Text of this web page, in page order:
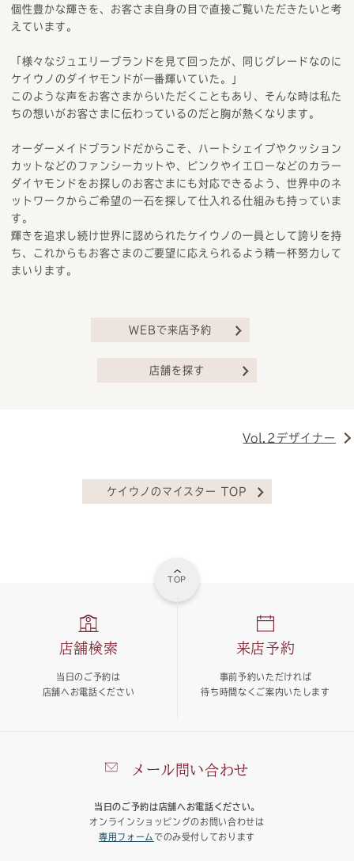
個性豊かな輝きを、お客さま自身の目で直接ご覧いただきたいと考
えています。
「様々なジュエリーブランドを見て回ったが、同じグレードなのに
ケイウノのダイヤモンドが一番輝いていた。」
このような声をお客さまからいただくこともあり、そんな時は私た
ちの想いがお客さまに伝わっているのだと胸が熱くなります。
オーダーメイドブランドだからこそ、ハートシェイプやクッション
カットなどのファンシーカットや、ピンクやイエローなどのカラー
ダイヤモンドをお探しのお客さまにも対応できるよう、世界中のネ
ットワークからご希望の一石を探して仕入れる仕組みも持っていま
す。
輝きを追求し続け世界に認められたケイウノの一員として誇りを持
ち、これからもお客さまのご要望に応えられるよう精一杯努力して
まいります。
WEBで来店予約
店舗を探す
Vol.2デザイナー
ケイウノのマイスター TOP
TOP
メール問い合わせ
当日のご予約は店舗へお電話ください。
オンラインショッピングのお問い合わせは
専用フォーム でのみ受付しております
店舗検索
当日のご予約は
店舗へお電話ください
来店予約
事前予約いただければ
待ち時間なくご案内いたします